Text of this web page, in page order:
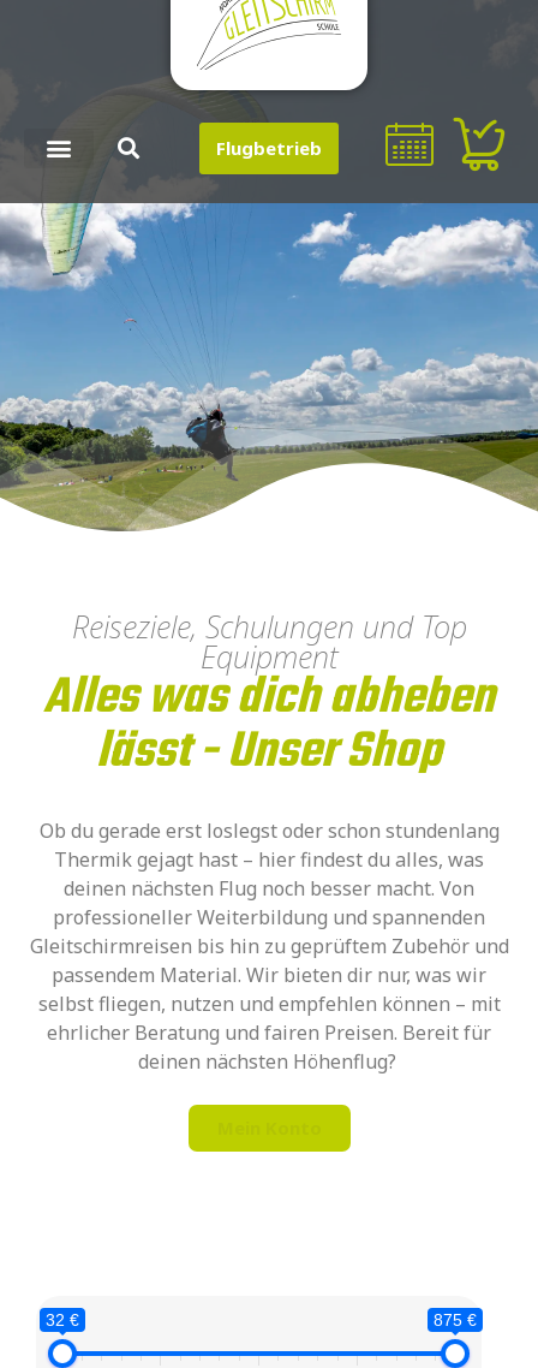
Flugbetrieb
Reiseziele, Schulungen und Top
Equipment
Alles was dich abheben
lässt - Unser Shop
Ob du gerade erst loslegst oder schon stundenlang
Thermik gejagt hast – hier findest du alles, was
deinen nächsten Flug noch besser macht. Von
professioneller Weiterbildung und spannenden
Gleitschirmreisen bis hin zu geprüftem Zubehör und
passendem Material. Wir bieten dir nur, was wir
selbst fliegen, nutzen und empfehlen können – mit
ehrlicher Beratung und fairen Preisen. Bereit für
deinen nächsten Höhenflug?
32 € 875 €